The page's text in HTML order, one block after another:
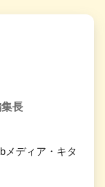
長
メディア・キタ